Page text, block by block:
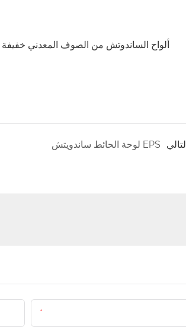
ألواح الساندوتش من الصوف المعدني
لوحة الحائط ساندويتش EPS التالي